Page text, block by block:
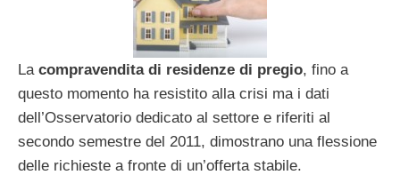
La compravendita di residenze di pregio, fino a
questo momento ha resistito alla crisi ma i dati
dell’Osservatorio dedicato al settore e riferiti al
secondo semestre del 2011, dimostrano una flessione
delle richieste a fronte di un’offerta stabile.